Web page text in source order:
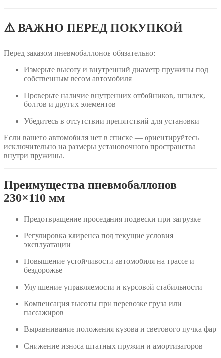
⚠️ ВАЖНО ПЕРЕД ПОКУПКОЙ
Перед заказом пневмобаллонов обязательно:
Измерьте высоту и внутренний диаметр пружины под
собственным весом автомобиля
Проверьте наличие внутренних отбойников, шпилек,
болтов и других элементов
Убедитесь в отсутствии препятствий для установки
Если вашего автомобиля нет в списке — ориентируйтесь
исключительно на размеры установочного пространства
внутри пружины.
Преимущества пневмобаллонов
230×110 мм
Предотвращение проседания подвески при загрузке
Регулировка клиренса под текущие условия
эксплуатации
Повышение устойчивости автомобиля на трассе и
бездорожье
Улучшение управляемости и курсовой стабильности
Компенсация высоты при перевозке груза или
пассажиров
Выравнивание положения кузова и светового пучка фар
Снижение износа штатных пружин и амортизаторов